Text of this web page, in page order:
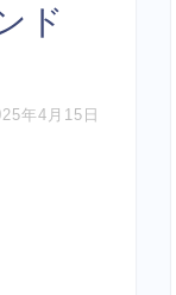
ド
年4月15日